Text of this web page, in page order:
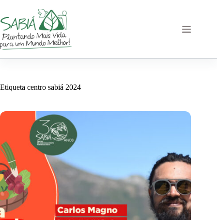
contenido
Etiqueta centro sabiá 2024